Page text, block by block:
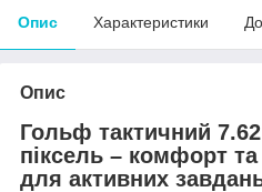
Опис Характеристики
Опис
Гольф тактичний 7.62
піксель – комфорт та
для активних